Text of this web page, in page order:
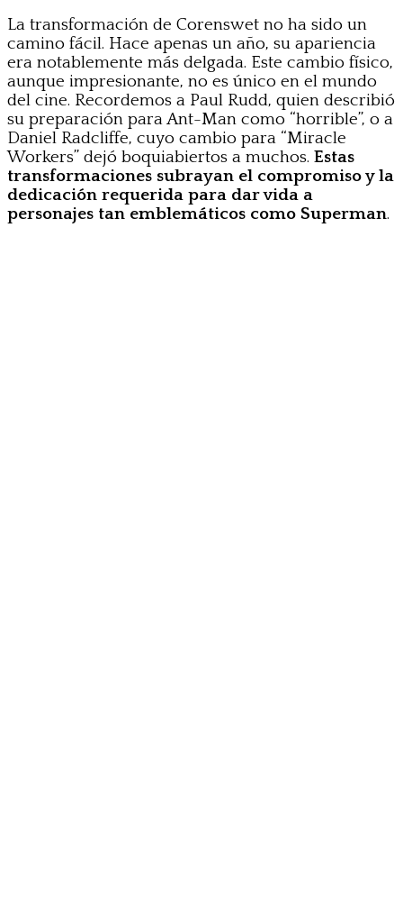
La transformación de Corenswet no ha sido un
camino fácil. Hace apenas un año, su apariencia
era notablemente más delgada. Este cambio físico,
aunque impresionante, no es único en el mundo
del cine. Recordemos a Paul Rudd, quien describió
su preparación para Ant-Man como “horrible”, o a
Daniel Radcliffe, cuyo cambio para “Miracle
Workers” dejó boquiabiertos a muchos. Estas
transformaciones subrayan el compromiso y la
dedicación requerida para dar vida a
personajes tan emblemáticos como Superman.